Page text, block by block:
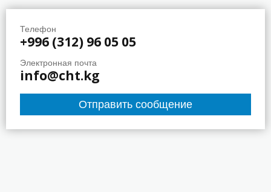
Телефон
+996 (312) 96 05 05
Электронная почта
info@cht.kg
Отправить сообщение